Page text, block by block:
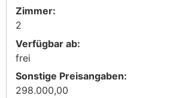
Zimmer:
2
Verfügbar ab:
frei
Sonstige Preisangaben:
298.000,00